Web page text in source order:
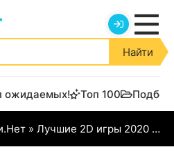
Найти
ожидаемых! Топ 100
» Лучшие 2D игры 2020 года